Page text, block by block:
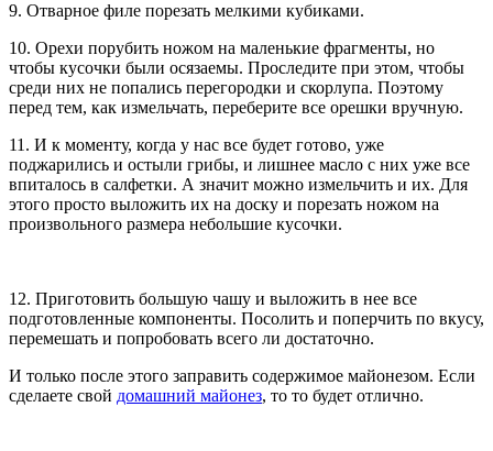
9. Отварное филе порезать мелкими кубиками.
10. Орехи порубить ножом на маленькие фрагменты, но
чтобы кусочки были осязаемы. Проследите при этом, чтобы
среди них не попались перегородки и скорлупа. Поэтому
перед тем, как измельчать, переберите все орешки вручную.
11. И к моменту, когда у нас все будет готово, уже
поджарились и остыли грибы, и лишнее масло с них уже все
впиталось в салфетки. А значит можно измельчить и их. Для
этого просто выложить их на доску и порезать ножом на
произвольного размера небольшие кусочки.
12. Приготовить большую чашу и выложить в нее все
подготовленные компоненты. Посолить и поперчить по вкусу,
перемешать и попробовать всего ли достаточно.
И только после этого заправить содержимое майонезом. Если
сделаете свой домашний майонез, то то будет отлично.